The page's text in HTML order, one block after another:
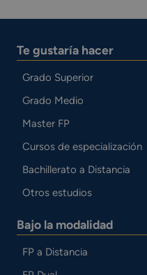
Te gustaría hacer
Grado Superior
Grado Medio
Master FP
Cursos de especialización
Bachillerato a Distancia
Otros estudios
Bajo la modalidad
FP a Distancia